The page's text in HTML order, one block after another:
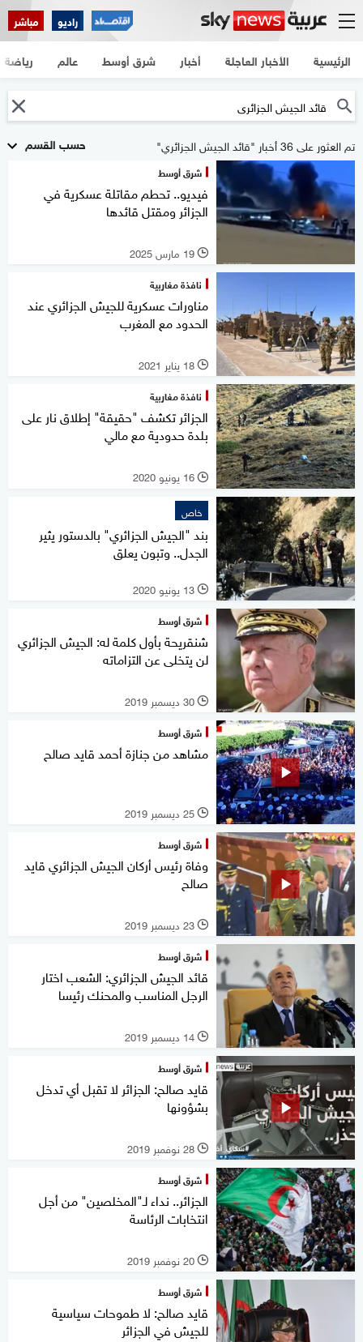
راديو مباشر
الرئيسية الأخبار العاجلة أخبار شرق أوسط عالم رياضة
حسب القسم تم العثور على 36 أخبار "قائد الجيش الجزائري"
شرق أوسط
فيديو.. تحطم مقاتلة عسكرية في
الجزائر ومقتل قائدها
l 19 مارس 2025
نافذة مغاربية
مناورات عسكرية للجيش الجزائري عند
الحدود مع المغرب
l 18 يناير 2021
نافذة مغاربية
الجزائر تكشف "حقيقة" إطلاق نار على
بلدة حدودية مع مالي
l 16 يونيو 2020
خاص
بند "الجيش الجزائري" بالدستور يثير
الجدل.. وتبون يعلق
l 13 يونيو 2020
شرق أوسط
شنقريحة بأول كلمة له: الجيش الجزائري
لن يتخلى عن التزاماته
l 30 ديسمبر 2019
شرق أوسط
مشاهد من جنازة أحمد قايد صالح
l 25 ديسمبر 2019
شرق أوسط
وفاة رئيس أركان الجيش الجزائري قايد
صالح
l 23 ديسمبر 2019
شرق أوسط
قائد الجيش الجزائري: الشعب اختار
الرجل المناسب والمحنك رئيسا
l 14 ديسمبر 2019
شرق أوسط
قايد صالح: الجزائر لا تقبل أي تدخل
بشؤونها
l 28 نوفمبر 2019
شرق أوسط
الجزائر.. نداء لـ"المخلصين" من أجل
انتخابات الرئاسة
l 20 نوفمبر 2019
شرق أوسط
قايد صالح: لا طموحات سياسية
للجيش في الجزائر